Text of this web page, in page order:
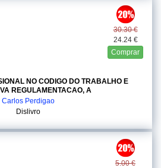
30.30 €
24.24 €
Comprar
NO CODIGO DO TRABALHO E
REGULAMENTACAO, A
Carlos Perdigao
Dislivro
5.00 €